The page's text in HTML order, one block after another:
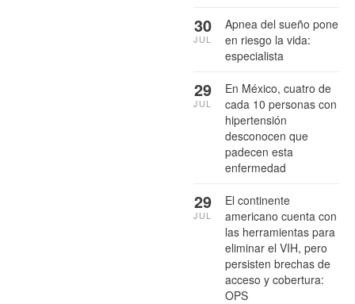
Apnea del sueño pone
en riesgo la vida:
especialista
30
JUL
En México, cuatro de
cada 10 personas con
hipertensión
desconocen que
padecen esta
enfermedad
29
JUL
El continente
americano cuenta con
las herramientas para
eliminar el VIH, pero
persisten brechas de
acceso y cobertura:
OPS
29
JUL